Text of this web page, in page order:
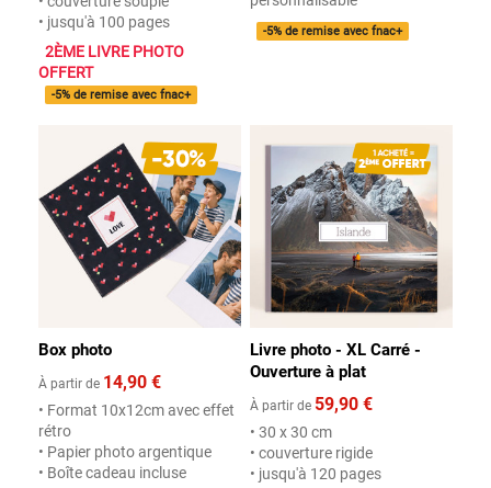
• jusqu'à 100 pages
2ÈME LIVRE PHOTO
OFFERT
-5% de remise avec fnac+
-5% de remise avec fnac+
Box photo
À partir de 14,90 €
• Format 10x12cm avec effet
rétro
• Papier photo argentique
• Boîte cadeau incluse
Livre photo - XL Carré -
Ouverture à plat
À partir de 59,90 €
• 30 x 30 cm
• couverture rigide
• jusqu'à 120 pages